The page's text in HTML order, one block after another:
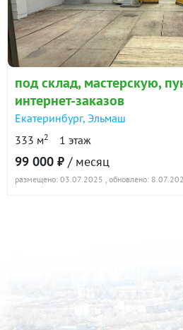
под склад, мастерскую,
интернет-заказов
Екатеринбург, Эльмаш
333 м2 1 этаж
99 000 ₽ / месяц
размещено: 03.07.2025 , обновлено: